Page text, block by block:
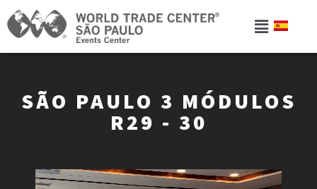
SÃO PAULO 3 MÓDULOS
R29 - 30